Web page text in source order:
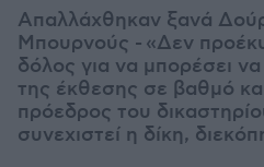
Απαλλάχθηκαν ξανά
Μπουρνούς - «Δεν
δόλος για να μπορέσει
της έκθεσης σε βαθμό
πρόεδρος του
συνεχιστεί η δίκη,